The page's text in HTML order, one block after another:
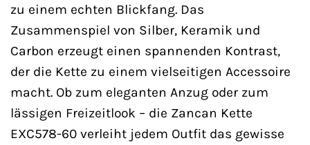
zu einem echten Blickfang. Das
Zusammenspiel von Silber, Keramik und
Carbon erzeugt einen spannenden Kontrast,
der die Kette zu einem vielseitigen Accessoire
macht. Ob zum eleganten Anzug oder zum
lässigen Freizeitlook – die Zancan Kette
EXC578-60 verleiht jedem Outfit das gewisse